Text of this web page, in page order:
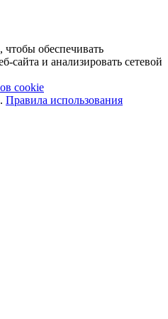
обеспечивать
сайта и анализировать сетевой
cookie
Правила использования